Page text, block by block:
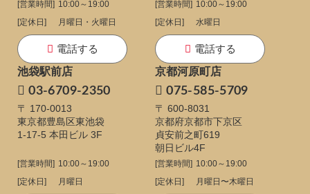
[営業時間] 10:00～19:00
[定休日]
月曜日・火曜日
電話する
[営業時間] 10:00～19:00
[定休日]
水曜日
電話する
池袋駅前店
03-6709-2350
〒 170-0013
東京都豊島区東池袋
1-17-5 本田ビル 3F
[営業時間] 10:00～19:00
[定休日]
月曜日
京都河原町店
075-585-5709
〒 600-8031
京都府京都市下京区
貞安前之町619
朝日ビル4F
[営業時間] 10:00～19:00
[定休日]
月曜日〜木曜日